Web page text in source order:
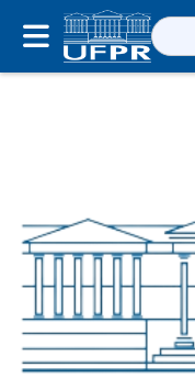
por: